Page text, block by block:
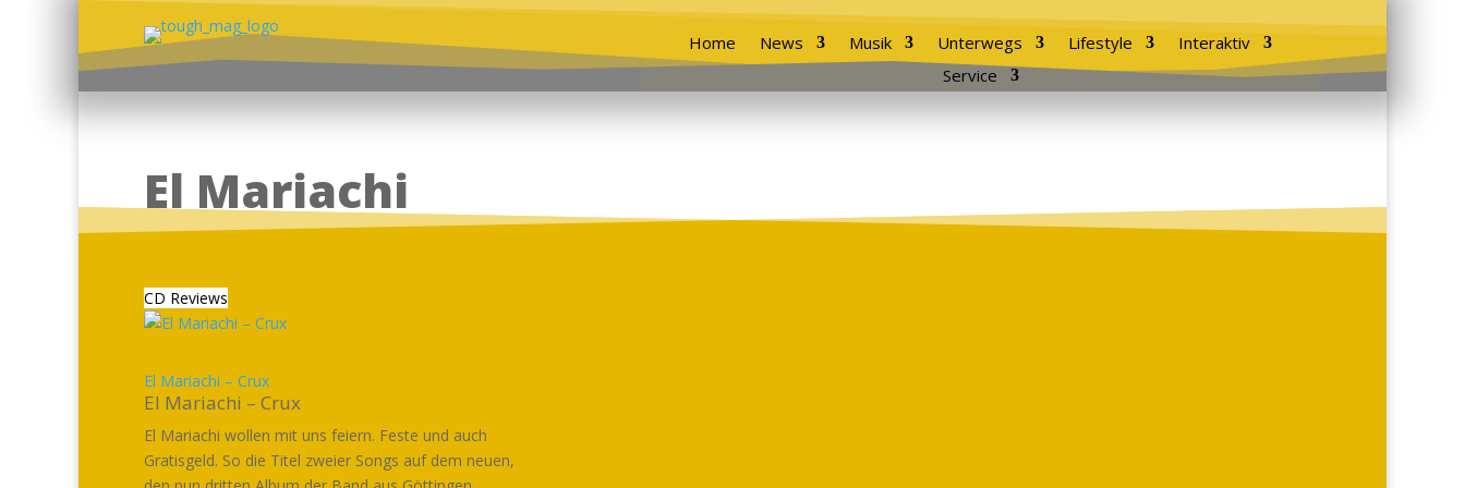
Home News Musik Unterwegs Lifestyle
Interaktiv
Service
El Mariachi
CD Reviews
El Mariachi – Crux
El Mariachi – Crux
El Mariachi wollen mit uns feiern. Feste und auch
Gratisgeld. So die Titel zweier Songs auf dem neuen,